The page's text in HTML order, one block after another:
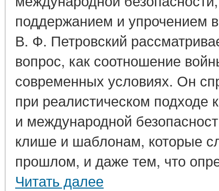
поддержанием и упрочением
В. Ф. Петровский
вопрос, как соотношение
современных условиях. Он
при реалистическом подходе
и международной
клише и шаблонам, которые
прошлом, и даже тем, что
Читать далее